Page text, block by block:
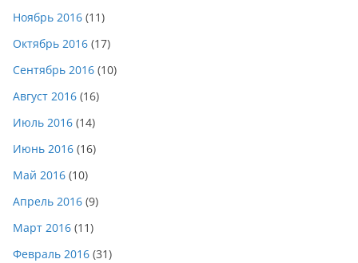
Ноябрь 2016 (11)
Октябрь 2016 (17)
Сентябрь 2016 (10)
Август 2016 (16)
Июль 2016 (14)
Июнь 2016 (16)
Май 2016 (10)
Апрель 2016 (9)
Март 2016 (11)
Февраль 2016 (31)